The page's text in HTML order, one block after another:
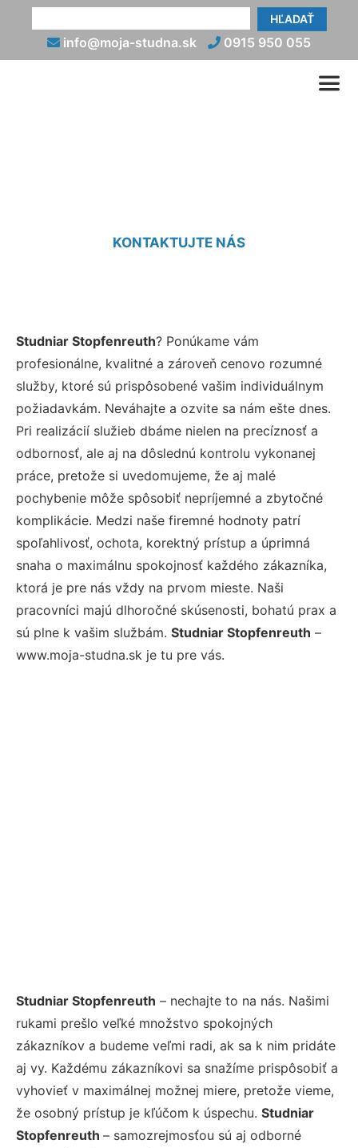
HĽADAŤ
info@moja-studna.sk 0915 950 055
KONTAKTUJTE NÁS
Studniar Stopfenreuth? Ponúkame vám
profesionálne, kvalitné a zároveň cenovo rozumné
služby, ktoré sú prispôsobené vašim individuálnym
požiadavkám. Neváhajte a ozvite sa nám ešte dnes.
Pri realizácií služieb dbáme nielen na precíznosť a
odbornosť, ale aj na dôslednú kontrolu vykonanej
práce, pretože si uvedomujeme, že aj malé
pochybenie môže spôsobiť nepríjemné a zbytočné
komplikácie. Medzi naše firemné hodnoty patrí
spoľahlivosť, ochota, korektný prístup a úprimná
snaha o maximálnu spokojnosť každého zákazníka,
ktorá je pre nás vždy na prvom mieste. Naši
pracovníci majú dlhoročné skúsenosti, bohatú prax a
sú plne k vašim službám. Studniar Stopfenreuth –
www.moja-studna.sk je tu pre vás.
Studniar Stopfenreuth – nechajte to na nás. Našimi
rukami prešlo veľké množstvo spokojných
zákazníkov a budeme veľmi radi, ak sa k nim pridáte
aj vy. Každému zákazníkovi sa snažíme prispôsobiť a
vyhovieť v maximálnej možnej miere, pretože vieme,
že osobný prístup je kľúčom k úspechu. Studniar
Stopfenreuth – samozrejmosťou sú aj odborné